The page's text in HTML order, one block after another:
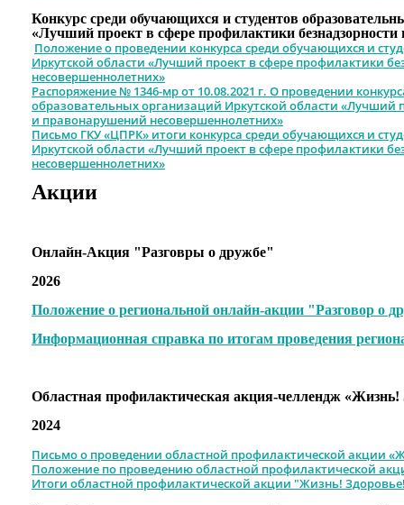
Конкурс среди обучающихся и студентов
«Лучший проект в сфере профилактики
Положение о проведении конкурса среди обучающихся и
Иркутской области «Лучший проект в сфере профилактики
несовершеннолетних»
Распоряжение № 1346-мр от 10.08.2021 г. О проведении
образовательных организаций Иркутской области «Лучший
и правонарушений несовершеннолетних»
Письмо ГКУ «ЦПРК» итоги конкурса среди обучающихся и
Иркутской области «Лучший проект в сфере профилактики
несовершеннолетних»
Акции
Онлайн-Акция "Разговры о дружбе"
2026
Положение о региональной онлайн-акции "Разговор о
Информационная справка по итогам проведения
Областная профилактическая акция-челлендж
2024
Письмо о проведении областной профилактической акции
Положение по проведению областной профилактической
Итоги областной профилактической акции "Жизнь!